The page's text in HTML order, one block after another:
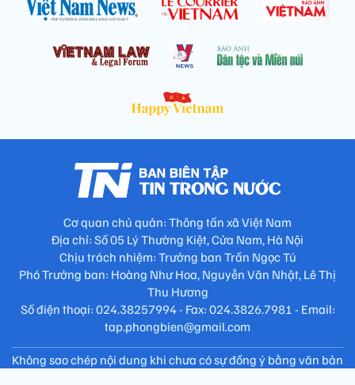
Cơ quan chủ quản: Thông tấn xã Việt Nam
Địa chỉ: Số 05 Lý Thường Kiệt, Cửa Nam, Hà Nội
Chịu trách nhiệm: Trưởng ban Trần Ngọc Tú
Phó Trưởng ban: Hoàng Như Hoa, Nguyễn Văn Nhật, Lê Thị
Thu Hương
Số điện thoại: 024.38257994 - Fax: 024.3826.7981 - Email:
tap.phongbien@gmail.com
Không sao chép nội dung khi chưa có sự đồng ý bằng văn bản